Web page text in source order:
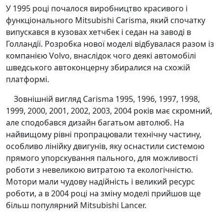
У 1995 році почалося виробництво красивого і
функціонального Mitsubishi Carisma, який спочатку
випускався в кузовах хетчбек і седан на заводі в
Голландії. Розробка нової моделі відбувалася разом із
компанією Volvo, внаслідок чого деякі автомобілі
шведського автоконцерну збиралися на схожій
платформі.
Зовнішній вигляд Carisma 1995, 1996, 1997, 1998,
1999, 2000, 2001, 2002, 2003, 2004 років має скромний,
але сподобався дизайн багатьом автолюб. На
найвищому рівні пропрацювали технічну частину,
особливо лінійку двигунів, яку оснастили системою
прямого упорскування пального, для можливості
роботи з невеликою витратою та екологічністю.
Мотори мали чудову надійність і великий ресурс
роботи, а в 2004 році на зміну моделі прийшов ще
більш популярний Mitsubishi Lancer.